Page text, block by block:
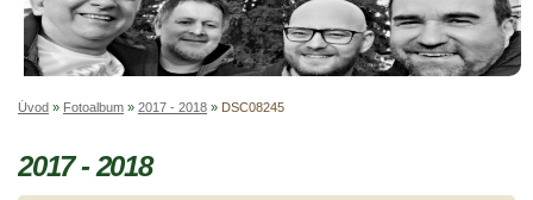
Úvod » Fotoalbum » 2017 - 2018 » DSC08245
2017 - 2018